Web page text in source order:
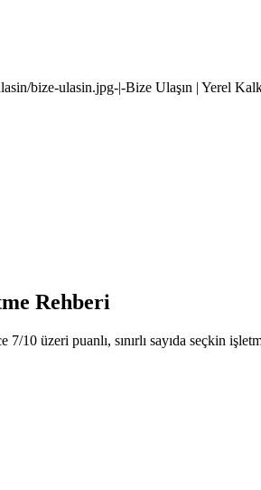
bize-ulasin.jpg-|-Bize Ulaşın | Yerel
Rehberi
10 üzeri puanlı, sınırlı sayıda seçkin